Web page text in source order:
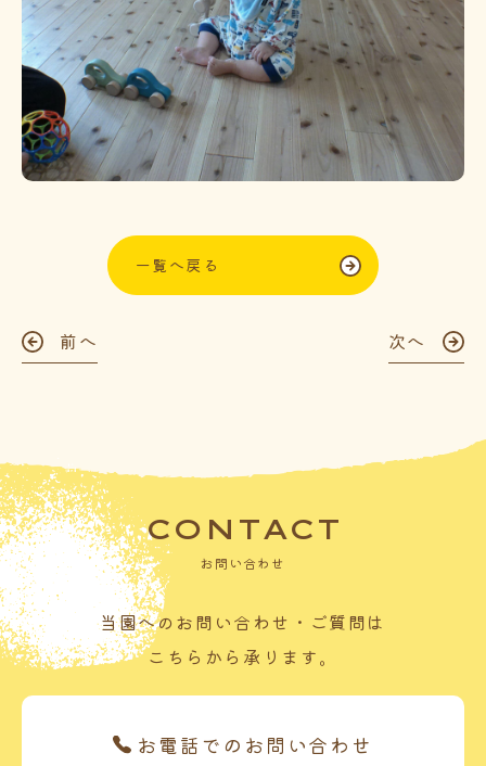
一覧へ戻る
前へ 次へ
CONTACT
お問い合わせ
当園へのお問い合わせ・ご質問は
こちらから承ります。
お電話でのお問い合わせ